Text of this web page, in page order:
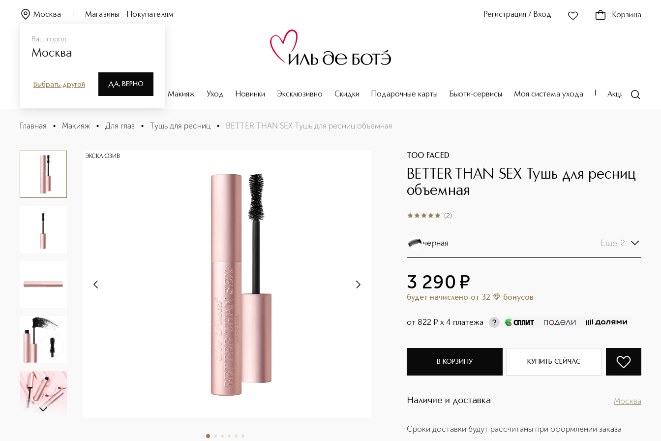
Ваш город
Москва
Выбрать другой ДА, ВЕРНО
Москва Магазины Покупателям Регистрация / Вход Корзина
Парфюмерия Макияж Уход Новинки Эксклюзивно Скидки Подарочные карты Бьюти-сервисы Моя система ухода Акции
BETTER THAN SEX Тушь для ресниц объемная
Описание
Главная • Макияж • Для глаз • Тушь для ресниц • BETTER THAN SEX Тушь для ресниц объемная
ЭКСКЛЮЗИВ TOO FACED
BETTER THAN SEX Тушь для ресниц
объемная
5из 52 (2)
черная Еще 2
3 290 ¤
будет начислено от 32 бонусов
от 822 ¤ х 4 платежа
В КОРЗИНУ КУПИТЬ СЕЙЧАС
Наличие и доставка Москва
Сроки доставки будут рассчитаны при оформлении заказа